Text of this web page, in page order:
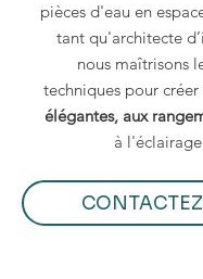
pièces d'eau en
tant qu'architecte
nous maîtrisons
techniques pour créer
élégantes, aux
à